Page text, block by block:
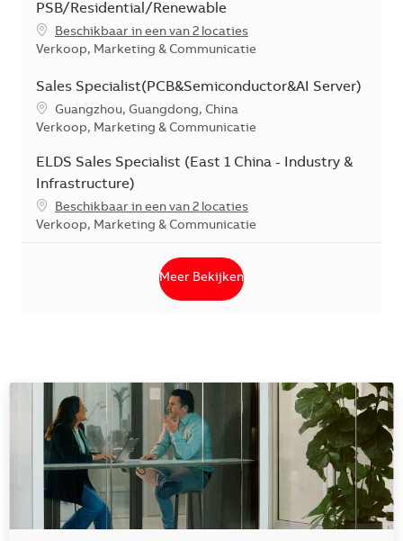
PSB/Residential/Renewable
Beschikbaar in een van 2 locaties
Categorie
Verkoop, Marketing & Communicatie
Sales Specialist(PCB&Semiconductor&AI Server)
*Je kunt je voorkeurslocatie(s) selecteren tijdens de
Guangzhou, Guangdong, China
Categorie
Verkoop, Marketing & Communicatie
ELDS Sales Specialist (East 1 China - Industry &
Infrastructure)
Beschikbaar in een van 2 locaties
Categorie
Verkoop, Marketing & Communicatie
Meer Bekijken